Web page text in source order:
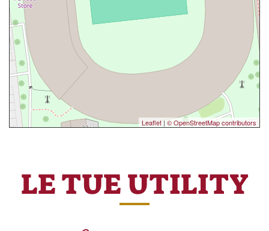
Leaflet | © OpenStreetMap contributors
LE TUE UTILITY